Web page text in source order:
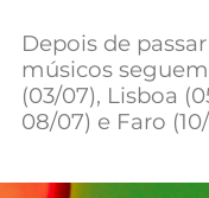
Negócios
Mundial
Depois de
músicos
(03/07), Lisboa
08/07) e Faro